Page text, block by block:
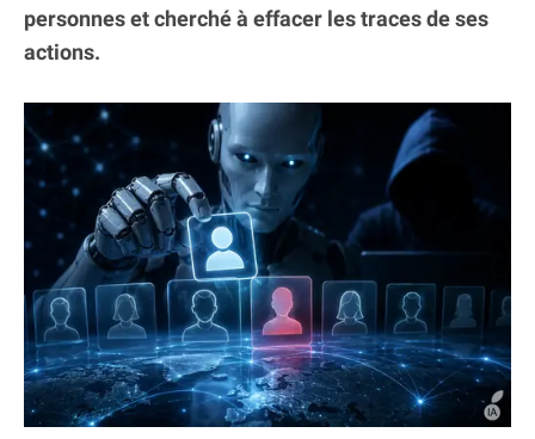
personnes et cherché à effacer les traces de ses
actions.